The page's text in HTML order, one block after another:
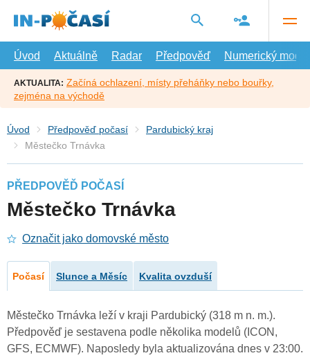
hlavní
Úvod
Aktuálně Radar Předpověď Numerický model
AKTUALITA: Začíná ochlazení, místy přeháňky nebo bouřky,
zejména na východě
Úvod Předpověď počasí
Pardubický kraj
Městečko Trnávka
PŘEDPOVĚĎ POČASÍ
Městečko Trnávka
Označit jako domovské město
Počasí Slunce a Měsíc Kvalita ovzduší
Městečko Trnávka leží v kraji Pardubický (318 m n. m.).
Předpověď je sestavena podle několika modelů (ICON,
GFS, ECMWF). Naposledy byla aktualizována dnes v 23:00.